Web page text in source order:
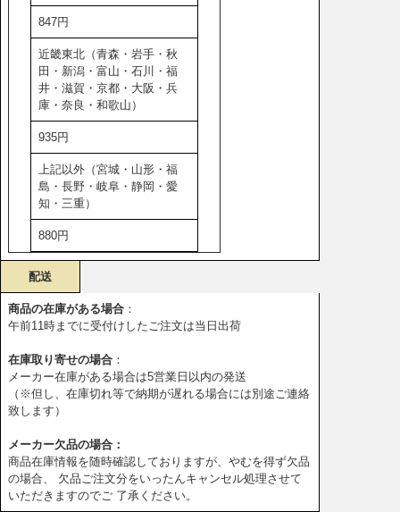
847円
近畿東北（青森・岩手・秋
田・新潟・富山・石川・福
井・滋賀・京都・大阪・兵
庫・奈良・和歌山）
935円
上記以外（宮城・山形・福
島・長野・岐阜・静岡・愛
知・三重）
880円
配送
商品の在庫がある場合 ：
午前11時までに受付けしたご注文は当日出荷
在庫取り寄せの場合 ：
メーカー在庫がある場合は5営業日以内の発送
（※但し、在庫切れ等で納期が遅れる場合には別途ご連絡
致します）
メーカー欠品の場合：
商品在庫情報を随時確認しておりますが、やむを得ず欠品
の場合、 欠品ご注文分をいったんキャンセル処理させて
いただきますのでご 了承ください。